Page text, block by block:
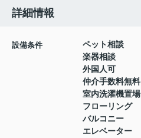
詳細情報
設備条件
ペット相談
楽器相談
外国人可
仲介手数料無料
室内洗濯機置場
フローリング
バルコニー
エレベーター